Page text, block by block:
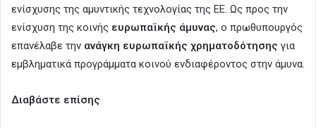
ενίσχυσης της αμυντικής τεχνολογίας της ΕΕ. Ως προς την
ενίσχυση της κοινής ευρωπαϊκής άμυνας, ο πρωθυπουργός
επανέλαβε την ανάγκη ευρωπαϊκής χρηματοδότησης για
εμβληματικά προγράμματα κοινού ενδιαφέροντος στην άμυνα.
Διαβάστε επίσης